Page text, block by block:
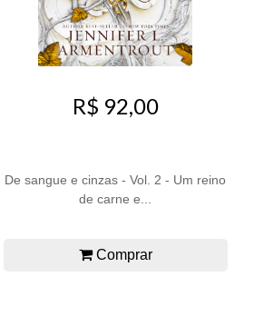
R$ 92,00
De sangue e cinzas - Vol. 2 - Um reino
de carne e...
Comprar